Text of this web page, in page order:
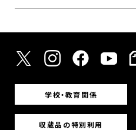
学校・教育関係
収蔵品の特別利用